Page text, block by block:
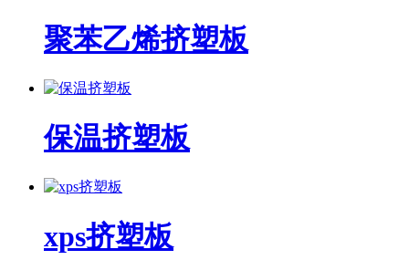
聚苯乙烯挤塑板
保温挤塑板
xps挤塑板